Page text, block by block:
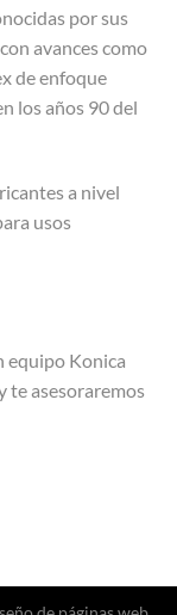
por sus
avances como
de enfoque
los años 90 del
a nivel
usos
equipo Konica
te asesoraremos